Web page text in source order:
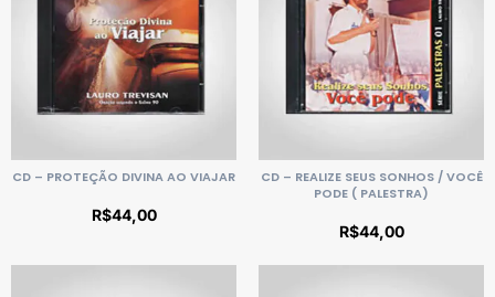
CD – PROTEÇÃO DIVINA AO VIAJAR
R$44,00
CD – REALIZE SEUS SONHOS / VOCÊ
PODE ( PALESTRA)
R$44,00